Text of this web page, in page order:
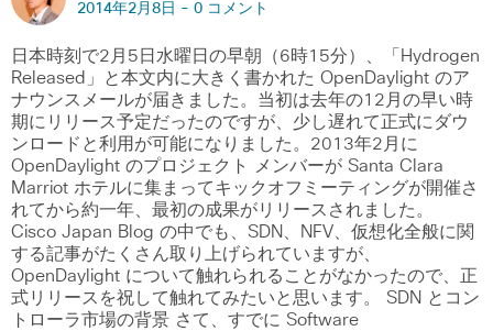
2014年2月8日 - 0 コメント
日本時刻で2月5日水曜日の早朝（6時15分）、「Hydrogen
Released」と本文内に大きく書かれた OpenDaylight のア
ナウンスメールが届きました。当初は去年の12月の早い時
期にリリース予定だったのですが、少し遅れて正式にダウ
ンロードと利用が可能になりました。2013年2月に
OpenDaylight のプロジェクト メンバーが Santa Clara
Marriot ホテルに集まってキックオフミーティングが開催さ
れてから約一年、最初の成果がリリースされました。
Cisco Japan Blog の中でも、SDN、NFV、仮想化全般に関
する記事がたくさん取り上げられていますが、
OpenDaylight について触れられることがなかったので、正
式リリースを祝して触れてみたいと思います。 SDN とコン
トローラ市場の背景 さて、すでに Software